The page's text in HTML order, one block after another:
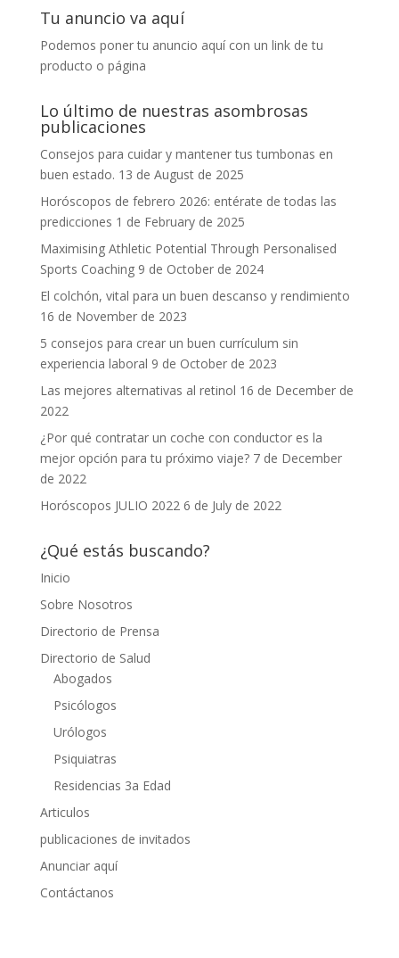
Tu anuncio va aquí
Podemos poner tu anuncio aquí con un link de tu
producto o página
Lo último de nuestras asombrosas
publicaciones
Consejos para cuidar y mantener tus tumbonas en
buen estado. 13 de August de 2025
Horóscopos de febrero 2026: entérate de todas las
predicciones 1 de February de 2025
Maximising Athletic Potential Through Personalised
Sports Coaching 9 de October de 2024
El colchón, vital para un buen descanso y rendimiento
16 de November de 2023
5 consejos para crear un buen currículum sin
experiencia laboral 9 de October de 2023
Las mejores alternativas al retinol 16 de December de
2022
¿Por qué contratar un coche con conductor es la
mejor opción para tu próximo viaje? 7 de December
de 2022
Horóscopos JULIO 2022 6 de July de 2022
¿Qué estás buscando?
Inicio
Sobre Nosotros
Directorio de Prensa
Directorio de Salud
Abogados
Psicólogos
Urólogos
Psiquiatras
Residencias 3a Edad
Articulos
publicaciones de invitados
Anunciar aquí
Contáctanos